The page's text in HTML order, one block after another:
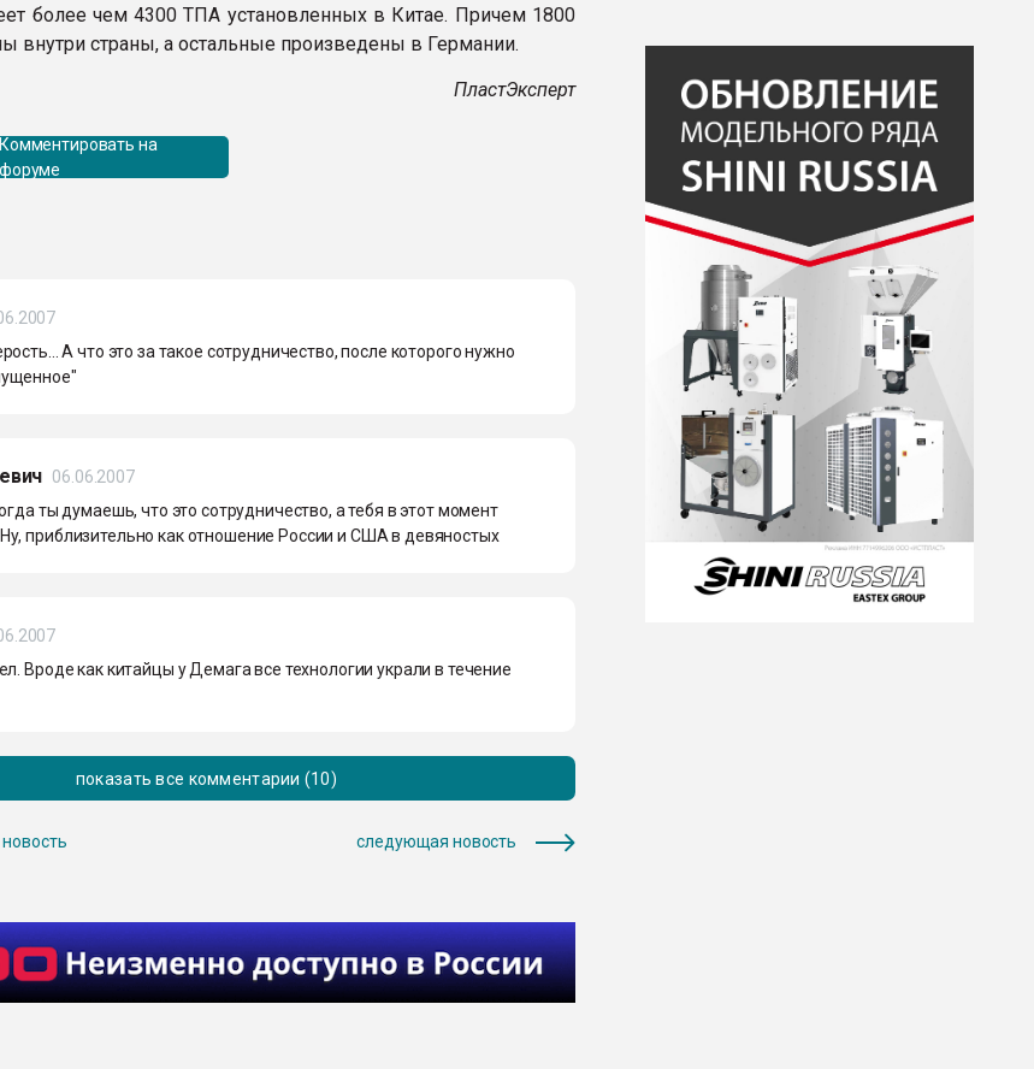
более чем 4300 ТПА установленных в Китае. Причем 1800
внутри страны, а остальные произведены в Германии.
ПластЭксперт
Комментировать на
форуме
А что это за такое сотрудничество, после которого нужно
06.06.2007
ты думаешь, что это сотрудничество, а тебя в этот момент
приблизительно как отношение России и США в девяностых
Вроде как китайцы у Демага все технологии украли в течение
показать все комментарии (10)
следующая новость